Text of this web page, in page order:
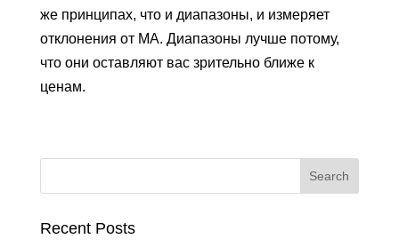
же принципах, что и диапазоны, и измеряет
отклонения от МА. Диапазоны лучше потому,
что они оставляют вас зрительно ближе к
ценам.
Recent Posts